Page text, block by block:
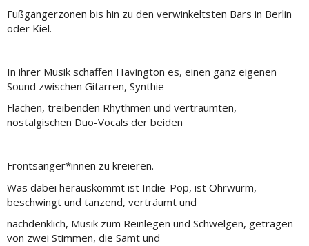
Fußgängerzonen bis hin zu den verwinkeltsten Bars in Berlin
oder Kiel.
In ihrer Musik schaffen Havington es, einen ganz eigenen
Sound zwischen Gitarren, Synthie-
Flächen, treibenden Rhythmen und verträumten,
nostalgischen Duo-Vocals der beiden
Frontsänger*innen zu kreieren.
Was dabei herauskommt ist Indie-Pop, ist Ohrwurm,
beschwingt und tanzend, verträumt und
nachdenklich, Musik zum Reinlegen und Schwelgen, getragen
von zwei Stimmen, die Samt und